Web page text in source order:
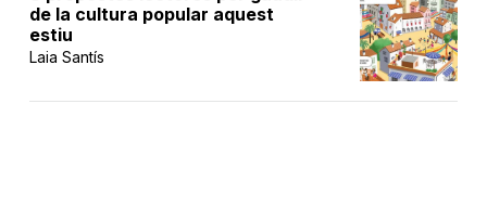
de la cultura popular aquest
estiu
Laia Santís